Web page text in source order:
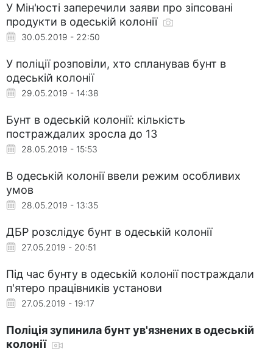
У Мін'юсті заперечили заяви про зіпсовані
продукти в одеській колонії
30.05.2019 - 22:50
У поліції розповіли, хто спланував бунт в
одеській колонії
29.05.2019 - 14:38
Бунт в одеській колонії: кількість
постраждалих зросла до 13
28.05.2019 - 15:53
В одеській колонії ввели режим особливих
умов
28.05.2019 - 13:35
ДБР розслідує бунт в одеській колонії
27.05.2019 - 20:51
Під час бунту в одеській колонії постраждали
п'ятеро працівників установи
27.05.2019 - 19:17
Поліція зупинила бунт ув'язнених в одеській
колонії